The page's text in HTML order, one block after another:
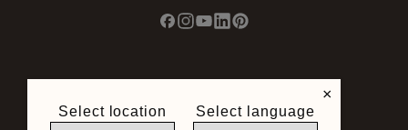
© 2026 Noel & Marquet. Tous droits
Protección de datos RGPD -
Condiciones de utilizacion -Términos u
×
Select location Select language